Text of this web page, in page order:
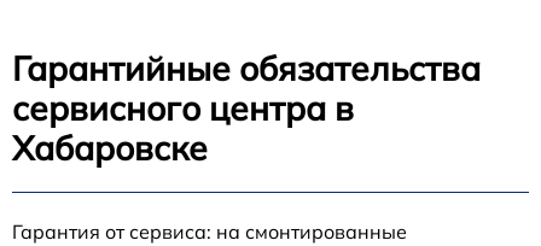
Гарантийные обязательства
сервисного центра в
Хабаровске
Гарантия от сервиса: на смонтированные